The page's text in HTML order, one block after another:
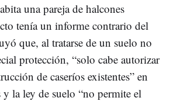
una pareja de halcones
tenía un informe contrario del
que, al tratarse de un suelo no
protección, “solo cabe autorizar
de caseríos existentes” en
y la ley de suelo “no permite el